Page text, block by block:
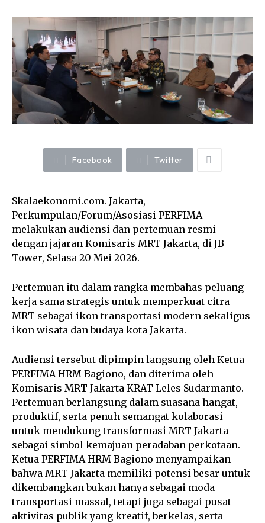
Facebook Twitter
Skalaekonomi.com. Jakarta,
Perkumpulan/Forum/Asosiasi PERFIMA
melakukan audiensi dan pertemuan resmi
dengan jajaran Komisaris MRT Jakarta, di JB
Tower, Selasa 20 Mei 2026.
Pertemuan itu dalam rangka membahas peluang
kerja sama strategis untuk memperkuat citra
MRT sebagai ikon transportasi modern sekaligus
ikon wisata dan budaya kota Jakarta.
Audiensi tersebut dipimpin langsung oleh Ketua
PERFIMA HRM Bagiono, dan diterima oleh
Komisaris MRT Jakarta KRAT Leles Sudarmanto.
Pertemuan berlangsung dalam suasana hangat,
produktif, serta penuh semangat kolaborasi
untuk mendukung transformasi MRT Jakarta
sebagai simbol kemajuan peradaban perkotaan.
Ketua PERFIMA HRM Bagiono menyampaikan
bahwa MRT Jakarta memiliki potensi besar untuk
dikembangkan bukan hanya sebagai moda
transportasi massal, tetapi juga sebagai pusat
aktivitas publik yang kreatif, berkelas, serta